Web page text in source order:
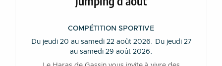
COMPÉTITION SPORTIVE
Du jeudi 20 au samedi 22 août 2026. Du jeudi 27
au samedi 29 août 2026.